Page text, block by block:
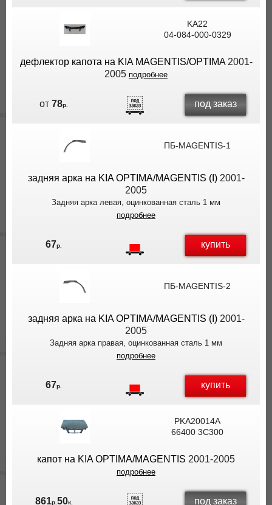
KA22
04-084-000-0329
дефлектор капота на KIA MAGENTIS/OPTIMA2001-
2005 подробнее
от78р. под заказ
ПБ-MAGENTIS-1
задняя арка на KIA OPTIMA/MAGENTIS (I)2001-
2005
Задняя арка левая, оцинкованная сталь 1 мм
подробнее
67р. купить
ПБ-MAGENTIS-2
задняя арка на KIA OPTIMA/MAGENTIS (I)2001-
2005
Задняя арка правая, оцинкованная сталь 1 мм
подробнее
67р. купить
PKA20014A
66400 3C300
капот на KIA OPTIMA/MAGENTIS 2001-2005
подробнее
861р. 50к. под заказ